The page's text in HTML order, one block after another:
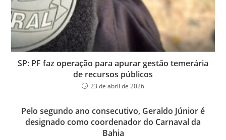
SP: PF faz operação para apurar gestão temerária
de recursos públicos
23 de abril de 2026
Pelo segundo ano consecutivo, Geraldo Júnior é
designado como coordenador do Carnaval da
Bahia